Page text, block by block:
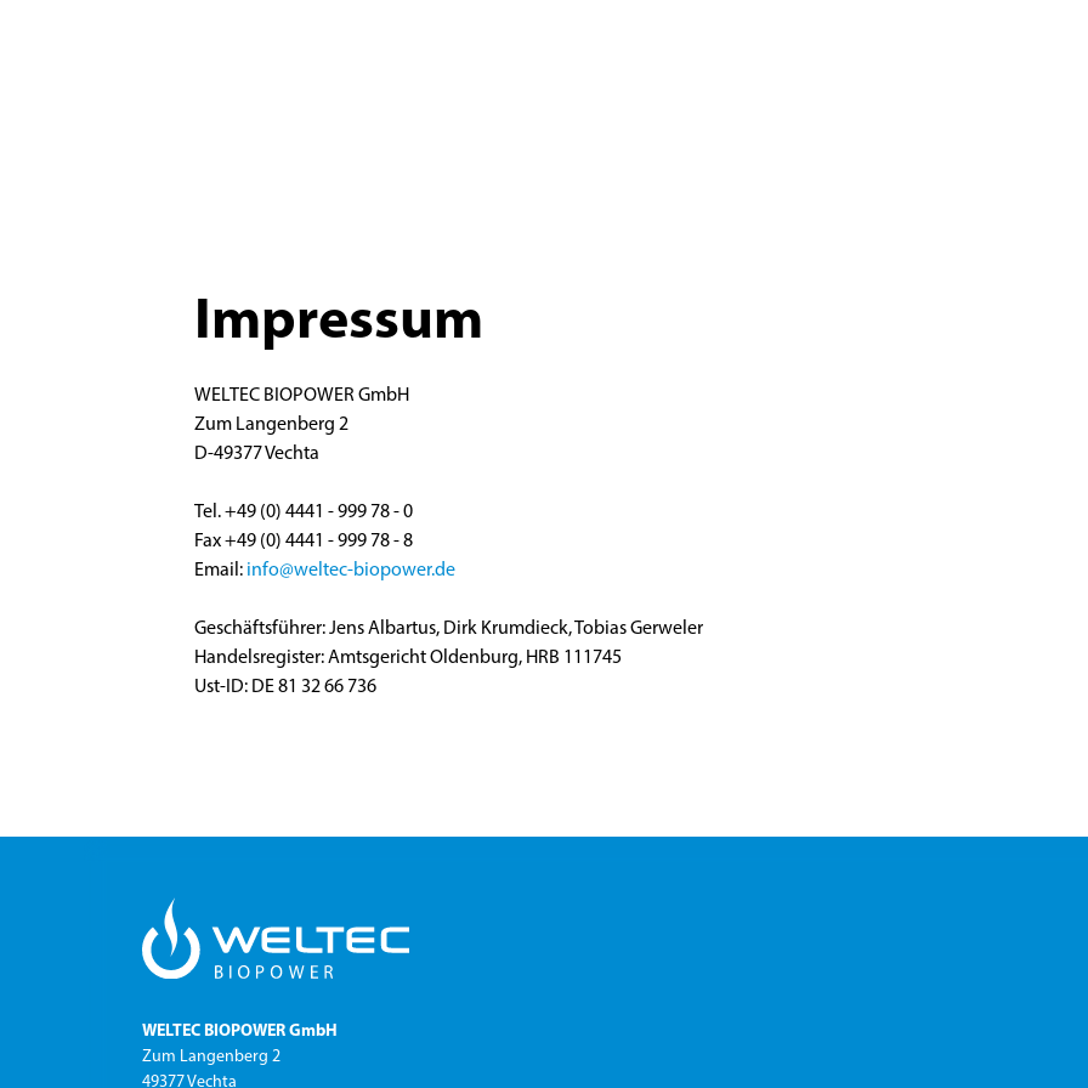
Impressum
WELTEC BIOPOWER GmbH
Zum Langenberg 2
D-49377 Vechta
Tel. +49 (0) 4441 - 999 78 - 0
Fax +49 (0) 4441 - 999 78 - 8
Email: info@weltec-biopower.de
Geschäftsführer: Jens Albartus, Dirk Krumdieck, Tobias Gerweler
Handelsregister: Amtsgericht Oldenburg, HRB 111745
Ust-ID: DE 81 32 66 736
WELTEC BIOPOWER GmbH
Zum Langenberg 2
49377 Vechta